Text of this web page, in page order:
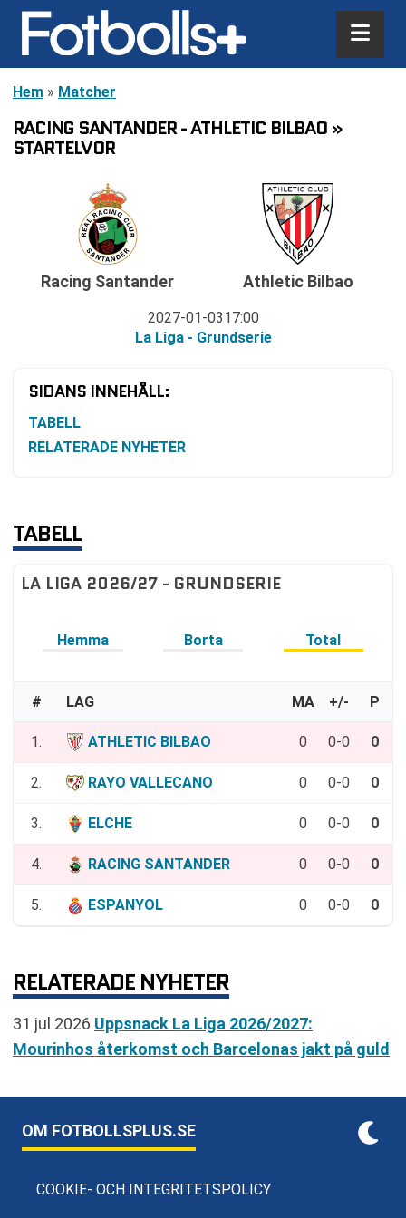
Hem » Matcher
RACING SANTANDER - ATHLETIC BILBAO »
STARTELVOR
Racing Santander
2027-01-0317:00
La Liga - Grundserie
Athletic Bilbao
SIDANS INNEHÅLL:
TABELL
RELATERADE NYHETER
TABELL
LA LIGA 2026/27 - GRUNDSERIE
Hemma Borta Total
# LAG MA +/- P
1. ATHLETIC BILBAO 0 0-0 0
2. RAYO VALLECANO 0 0-0 0
3. ELCHE 0 0-0 0
4. RACING SANTANDER 0 0-0 0
5. ESPANYOL 0 0-0 0
RELATERADE NYHETER
31 jul 2026 Uppsnack La Liga 2026/2027:
Mourinhos återkomst och Barcelonas jakt på guld
OM FOTBOLLSPLUS.SE
COOKIE- OCH INTEGRITETSPOLICY